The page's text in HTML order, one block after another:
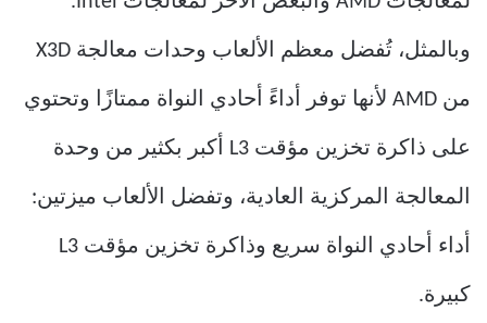
وبالمثل، تُفضل معظم الألعاب وحدات معالجة X3D
من AMD لأنها توفر أداءً أحادي النواة ممتازًا وتحتوي
على ذاكرة تخزين مؤقت L3 أكبر بكثير من وحدة
المعالجة المركزية العادية، وتفضل الألعاب ميزتين:
أداء أحادي النواة سريع وذاكرة تخزين مؤقت L3
كبيرة.